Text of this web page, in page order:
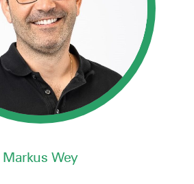
Markus Wey